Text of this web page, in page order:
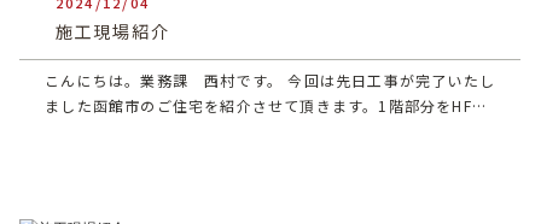
施工現場紹介
こんにちは。業務課 西村です。 今回は先日工事が完了いたし
ました函館市のご住宅を紹介させて頂きます。1階部分をHF…